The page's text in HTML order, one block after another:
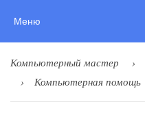
Меню
Компьютерный мастер
Компьютерная помощь